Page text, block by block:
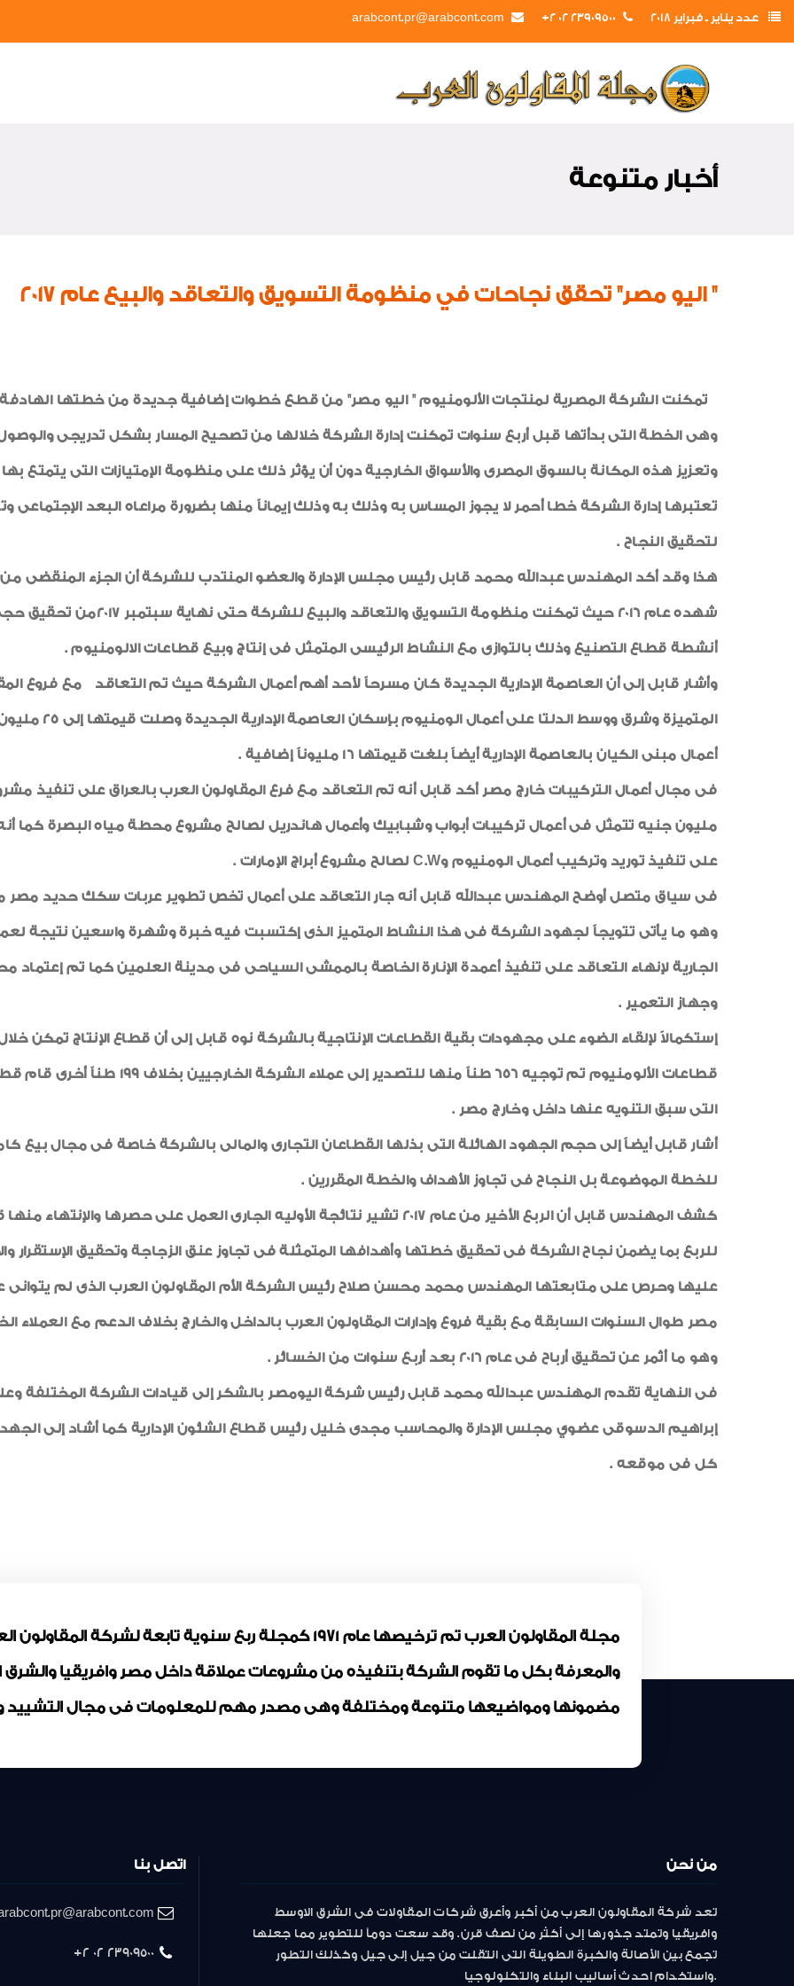
عدد يناير ـ فبراير 2018 23909500 02 2+
arabcont.pr@arabcont.com
أخبار متنوعة
" اليو مصر" تحقق نجاحات في منظومة التسويق والتعاقد والبيع عام 2017
تمكنت الشركة المصرية لمنتجات الألومنيوم " اليو مصر" من قطع خطوات إضافية جديدة من خطتها الهادفة إلى
وهى الخطة التى بدأتها قبل أربع سنوات تمكنت إدارة الشركة خلالها من تصحيح المسار بشكل تدريجى
وتعزيز هذه المكانة بالسوق المصرى والأسواق الخارجية دون أن يؤثر ذلك على منظومة الإمتيازات التى
تعتبرها إدارة الشركة خطا أحمر لا يجوز المساس به وذلك به وذلك إيماناً منها بضرورة مراعاه البعد الإجتماعى
لتحقيق النجاح .
شهده عام 2016 حيث تمكنت منظومة
أنشطة قطاع التصنيع وذلك بالتوازى مع النشاط الرئيسى المتمثل فى إنتاج وبيع قطاعات الالومنيوم .
وأشار قابل إلى أن العاصمة الإدارية الجديدة كان مسرحاً لأحد أهم أعمال الشركة حيث تم التعاقد مع فروع
المتميزة وشرق
أعمال مبنى الكيان بالعاصمة الإدارية أيضاً بلغت قيمتها 16 مليوناً إضافية .
مليون جنيه تتمثل فى أعمال تركيبات أبواب وشبابيك وأعمال هاندريل لصالح مشروع محطة مياه البصرة كما أنه
على تنفيذ توريد وتركيب أعمال الومنيوم وC.Wلصالح مشروع أبراج الإمارات .
وهو ما يأتى تتويجاً لجهود الشركة فى هذا النشاط المتميز الذى إكتسبت فيه خبرة وشهرة واسعين نتيجة
الجارية لإنهاء التعاقد على تنفيذ أعمدة الإنارة الخاصة بالممشى السياحى فى مدينة العلمين كما تم
وجهاز التعمير .
قطاعات الألومنيوم تم توجيه 656 طناً
التى سبق التنويه عنها داخل وخارج مصر .
أشار قابل أيضاً إلى حجم الجهود الهائلة التى بذلها القطاعان التجارى والمالى بالشركة خاصة فى مجال بيع
للخطة الموضوعة بل النجاح فى تجاوز الأهداف والخطة المقررين .
كشف المهندس قابل أن الربع الأخير من عام 2017 تشير نتائجة الأوليه الجارى العمل على
للربع بما يضمن نجاح الشركة فى تحقيق خطتها وأهدافها المتمثلة فى تجاوز عنق الزجاجة وتحقيق الإستقرار
عليها وحرص على متابعتها المهندس محمد محسن صلاح رئيس الشركة الأم المقاولون العرب الذى لم يتوانى
مصر طوال السنوات السابقة مع بقية فروع وإدارات المقاولون العرب بالداخل والخارج بخلاف الدعم مع العملاء
وهو ما أثمر عن تحقيق أرباح فى عام 2016 بعد أربع سنوات من الخسائر .
فى النهاية تقدم المهندس عبدالله محمد قابل رئيس شركة اليومصر بالشكر إلى قيادات الشركة المختلفة
إبراهيم الدسوقى عضوي مجلس الإدارة والمحاسب مجدى خليل رئيس قطاع الشئون الإدارية كما أشاد إلى
كل فى موقعه .
مجلة المقاولون العرب تم ترخيصها عام 1971 كمجلة ربع سنوية تابعة
والمعرفة بكل ما تقوم الشركة بتنفيذه من مشروعات عملاقة داخل مصر وافريقيا
مضمونها ومواضيعها متنوعة ومختلفة وهى مصدر مهم للمعلومات فى مجال التشييد
اتصل بنا
23909500 02 2+
من نحن
تعد شركة المقاولون العرب من أكبر وأعرق شركات المقاولات فى الشرق الاوسط
وافريقيا وتمتد جذورها إلى أكثر من نصف قرن. وقد سعت دوماً للتطوير مما جعلها
تجمع بين الأصالة والخبرة الطويلة التى انتقلت من جيل إلى جيل وكذلك التطور
واستخدام احدث أساليب البناء والتكنولوجيا.